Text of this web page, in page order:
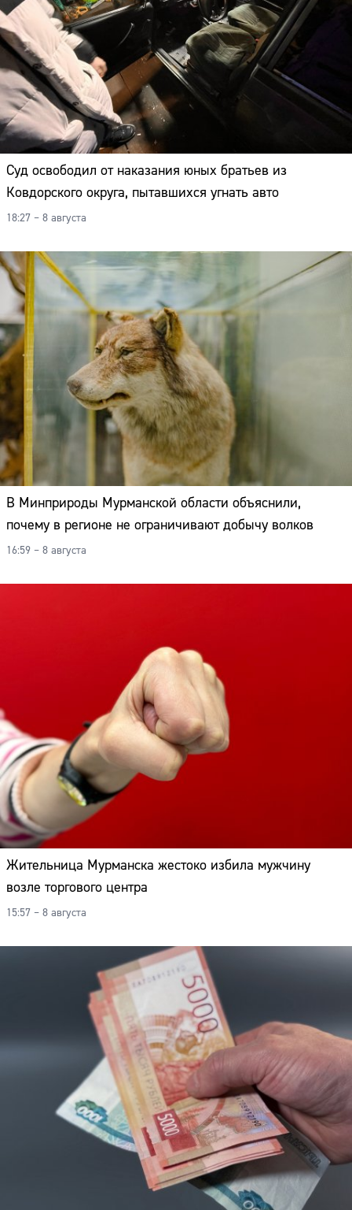
Суд освободил от наказания юных братьев из
Ковдорского округа, пытавшихся угнать авто
18:27 – 8 августа
В Минприроды Мурманской области объяснили,
почему в регионе не ограничивают добычу волков
16:59 – 8 августа
Жительница Мурманска жестоко избила мужчину
возле торгового центра
15:57 – 8 августа
Сайт: